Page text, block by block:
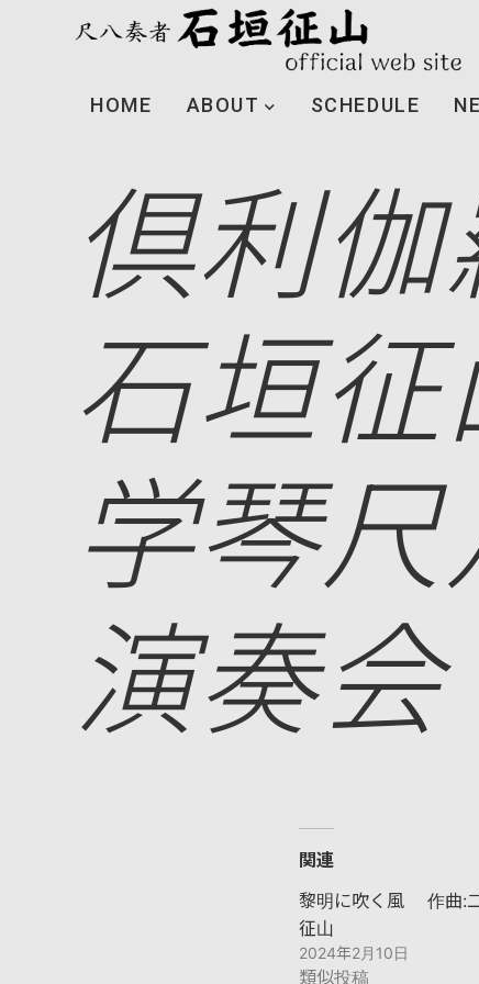
HOME ABOUT SCHEDULE
倶利
石垣
学琴
演奏会
関連
黎明に吹く風 作曲:
征山
2024年2月10日
類似投稿